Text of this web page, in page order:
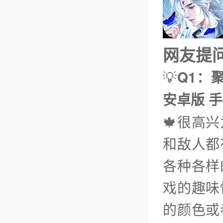
网友提
💡Q1：
安卓版
🍁很高
和敌人
各种各
戏的趣
的颜色